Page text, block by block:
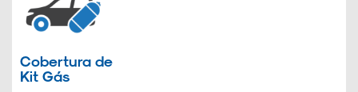
Cobertura de
Kit Gás